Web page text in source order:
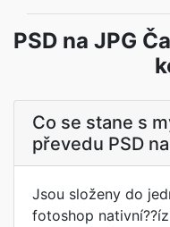
PSD na JPG
Co se stane s
převedu PSD
Jsou složeny do
fotoshop